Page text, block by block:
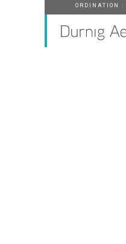
ORDINATION :